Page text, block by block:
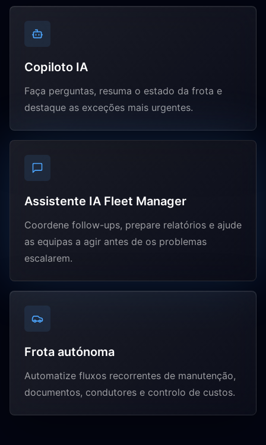
Copiloto IA
Faça perguntas, resuma o estado da frota e
destaque as exceções mais urgentes.
Assistente IA Fleet Manager
Coordene follow-ups, prepare relatórios e ajude
as equipas a agir antes de os problemas
escalarem.
Frota autónoma
Automatize fluxos recorrentes de manutenção,
documentos, condutores e controlo de custos.